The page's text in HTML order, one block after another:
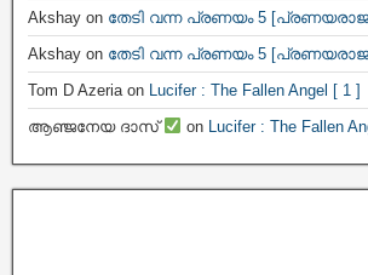
Akshay on തേടി വന്ന പ്രണയം 5
Akshay on തേടി വന്ന പ്രണയം 5
Tom D Azeriaon Lucifer : The Fallen Angel [ 1 ]
ആഞ്ജനേയ ദാസ്
on Lucifer : The Fallen